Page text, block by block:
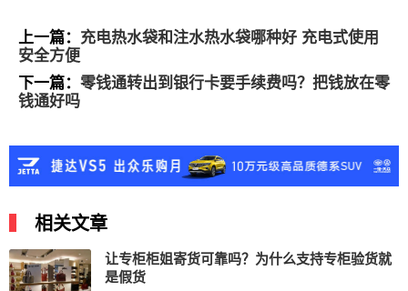
上一篇： 充电热水袋和注水热水袋哪种好 充电式使用
安全方便
下一篇： 零钱通转出到银行卡要手续费吗？把钱放在零
钱通好吗
相关文章
让专柜柜姐寄货可靠吗？为什么支持专柜验货就
是假货